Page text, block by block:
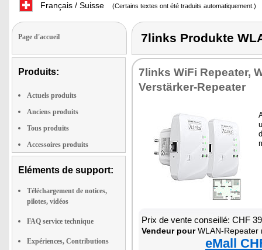
Français / Suisse (Certains textes ont été traduits automatiquement.)
Page d'accueil
Produits:
Actuels produits
Anciens produits
Tous produits
Accessoires produits
Eléments de support:
Téléchargement de notices,
pilotes, vidéos
FAQ service technique
Expériences, Contributions
7links Produkte
7links WiFi Repeater,
Verstärker-Repeater
Prix de vente conseillé: CHF
Vendeur pourWLAN-Repeater mit
eMall